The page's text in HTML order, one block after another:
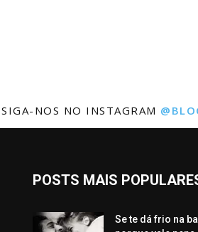
SIGA-NOS NO INSTAGRAM
POSTS MAIS
Se te dá frio na